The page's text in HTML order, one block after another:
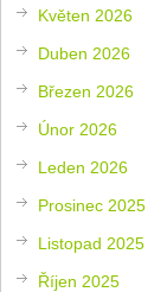
Květen 2026
Duben 2026
Březen 2026
Únor 2026
Leden 2026
Prosinec 2025
Listopad 2025
Říjen 2025